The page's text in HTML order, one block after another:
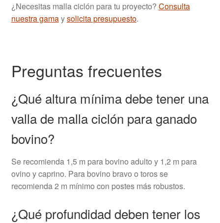
¿Necesitas malla ciclón para tu proyecto? Consulta
nuestra gamaysolicita presupuesto.
Preguntas frecuentes
¿Qué altura mínima debe tener una
valla de malla ciclón para ganado
bovino?
Se recomienda 1,5 m para bovino adulto y 1,2 m para
ovino y caprino. Para bovino bravo o toros se
recomienda 2 m mínimo con postes más robustos.
¿Qué profundidad deben tener los